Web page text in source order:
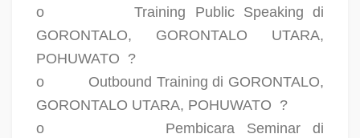
o
Training Public Speaking di
GORONTALO, GORONTALO UTARA,
POHUWATO ?
o
Outbound Training di GORONTALO,
GORONTALO UTARA, POHUWATO ?
o
Pembicara Seminar di